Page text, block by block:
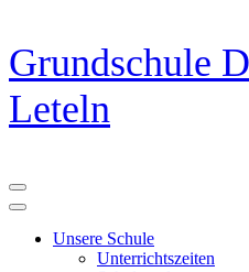
Zum
Inhalt
springen
(Eingabetaste
drücken)
Grundschule
Leteln
Unsere Schule
Unterrichtszeiten